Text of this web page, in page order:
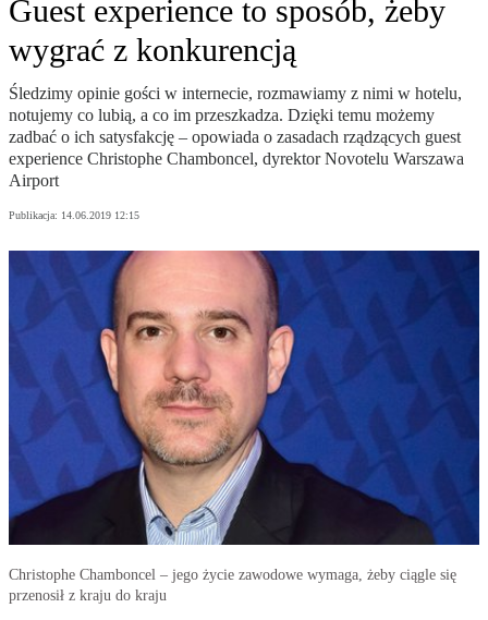
Guest experience to sposób, żeby
wygrać z konkurencją
Śledzimy opinie gości w internecie, rozmawiamy z nimi w hotelu,
notujemy co lubią, a co im przeszkadza. Dzięki temu możemy
zadbać o ich satysfakcję – opowiada o zasadach rządzących guest
experience Christophe Chamboncel, dyrektor Novotelu Warszawa
Airport
Publikacja: 14.06.2019 12:15
Christophe Chamboncel – jego życie zawodowe wymaga, żeby ciągle się
przenosił z kraju do kraju